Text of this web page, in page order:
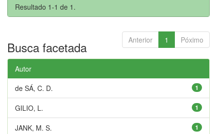
Resultado 1-1 de 1.
Anterior 1 Póximo
Busca facetada
Autor
1
de SÁ, C. D.
1
GILIO, L.
1
JANK, M. S.